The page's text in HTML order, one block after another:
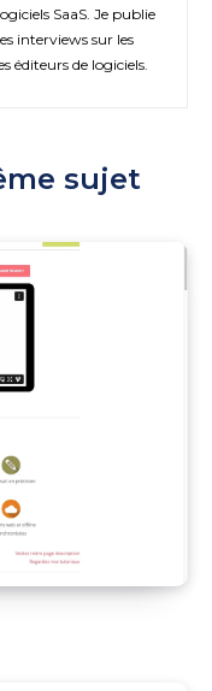
SaaS. Je publie
interviews sur les
éditeurs de logiciels.
sujet